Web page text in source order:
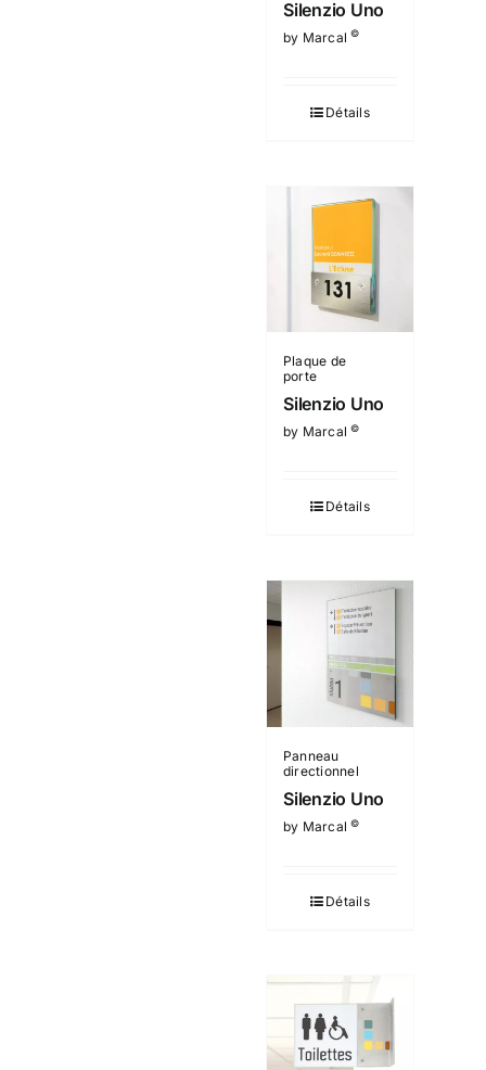
Silenzio Uno
by Marcal©
Détails
Plaque de
porte
Silenzio Uno
by Marcal©
Détails
Panneau
directionnel
Silenzio Uno
by Marcal©
Détails